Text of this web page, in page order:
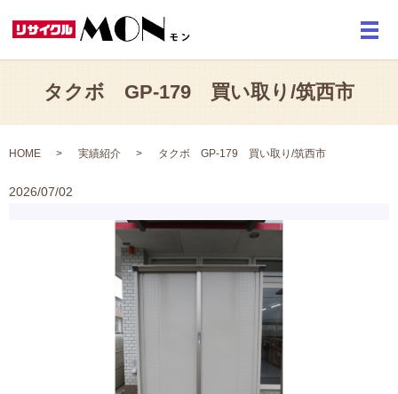
メ
タクボ GP-179 買い取り/筑西市
HOME 実績紹介 タクボ GP-179 買い取り/筑西市
2026/07/02